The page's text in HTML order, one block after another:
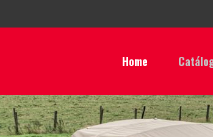
Home